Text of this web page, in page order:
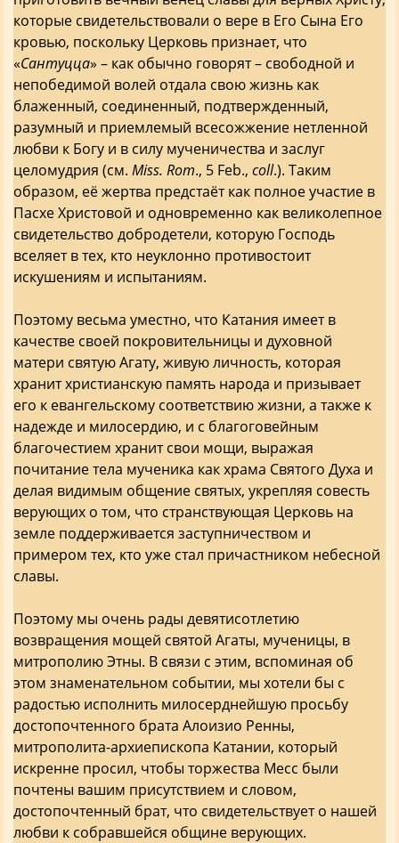
которые свидетельствовали о вере в Его Сына Его
кровью, поскольку Церковь признает, что
«Сантуцца» – как обычно говорят – свободной и
непобедимой волей отдала свою жизнь как
блаженный, соединенный, подтвержденный,
разумный и приемлемый всесожжение нетленной
любви к Богу и в силу мученичества и заслуг
целомудрия (см. Miss. Rom., 5 Feb., coll.). Таким
образом, её жертва предстаёт как полное участие в
Пасхе Христовой и одновременно как великолепное
свидетельство добродетели, которую Господь
вселяет в тех, кто неуклонно противостоит
искушениям и испытаниям.
Поэтому весьма уместно, что Катания имеет в
качестве своей покровительницы и духовной
матери святую Агату, живую личность, которая
хранит христианскую память народа и призывает
его к евангельскому соответствию жизни, а также к
надежде и милосердию, и с благоговейным
благочестием хранит свои мощи, выражая
почитание тела мученика как храма Святого Духа и
делая видимым общение святых, укрепляя совесть
верующих о том, что странствующая Церковь на
земле поддерживается заступничеством и
примером тех, кто уже стал причастником небесной
славы.
Поэтому мы очень рады девятисотлетию
возвращения мощей святой Агаты, мученицы, в
митрополию Этны. В связи с этим, вспоминая об
этом знаменательном событии, мы хотели бы с
радостью исполнить милосерднейшую просьбу
достопочтенного брата Алоизио Ренны,
митрополита-архиепископа Катании, который
искренне просил, чтобы торжества Месс были
почтены вашим присутствием и словом,
достопочтенный брат, что свидетельствует о нашей
любви к собравшейся общине верующих.